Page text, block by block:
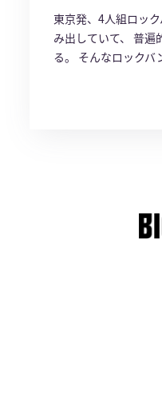
東京発、4人組ロッ
み出していて、 普遍
る。 そんなロックバ